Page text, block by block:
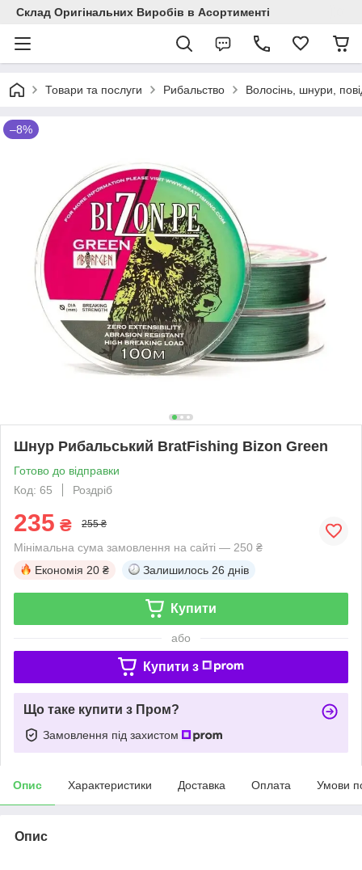
Склад Оригінальних Виробів в Асортименті
Товари та послуги Рибальство Волосінь, шнури,
–8%
Шнур Рибальський BratFishing Bizon Green
Готово до відправки
Код: 65
Роздріб
235 ₴ 255 ₴
Мінімальна сума замовлення на сайті — 250 ₴
Економія 20 ₴ Залишилось 26 днів
Купити
або
Купити з
Що таке купити з Пром?
Замовлення під захистом
Опис Характеристики Доставка Оплата Умови
Опис